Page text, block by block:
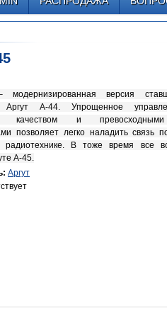
версия
Аргут А-44. Упрощенное
качеством и превосходными
позволяет легко наладить связь
В тоже время все
А-45.
Аргут